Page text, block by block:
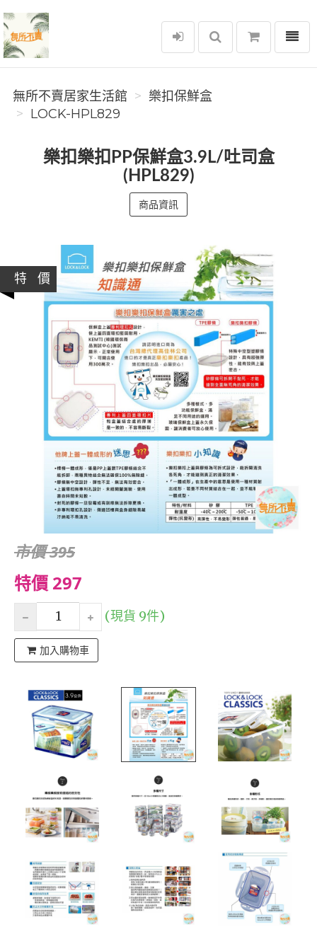
無所不賣居家生活館
選單
無所不賣居家生活館
樂扣保鮮盒
LOCK-HPL829
樂扣樂扣PP保鮮盒3.9L/吐司盒
(HPL829)
商品資訊
特 價
市價 395
特價 297
(現貨 9件)
加入購物車